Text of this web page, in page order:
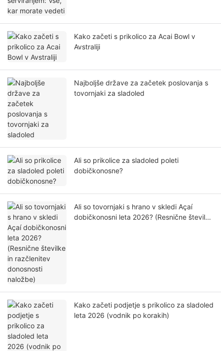
Kako začeti s prikolico za Acai Bowl v
Avstraliji
Najboljše države za začetek poslovanja s
tovornjaki za sladoled
Ali so prikolice za sladoled poleti
dobičkonosne?
Ali so tovornjaki s hrano v skledi Açaí
dobičkonosni leta 2026? (Resnične številke
Kako začeti podjetje s prikolico za sladoled
leta 2026 (vodnik po korakih)